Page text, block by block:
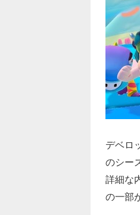
デベロ
のシー
詳細な
の一部